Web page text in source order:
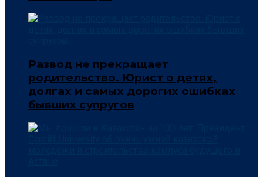
Развод не прекращает
родительство. Юрист о детях,
долгах и самых дорогих ошибках
бывших супругов